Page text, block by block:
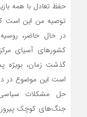
حفظ تعادل با همه
توصیه من این است
در حال حاضر،
کشورهای آسیای
گذشت زمان، بویژه
است این موضوع در
حل مشکلات سیاسی
جنگ‌های کوچک